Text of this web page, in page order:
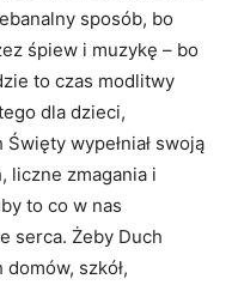
sposób, bo
śpiew i muzykę – bo
to czas modlitwy
dla dzieci,
wypełniał swoją
liczne zmagania i
to co w nas
serca. Żeby Duch
szkół,